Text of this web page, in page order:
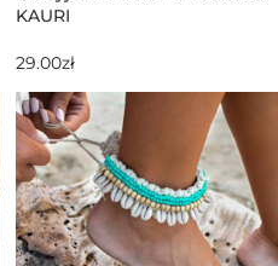
KAURI
29.00zł